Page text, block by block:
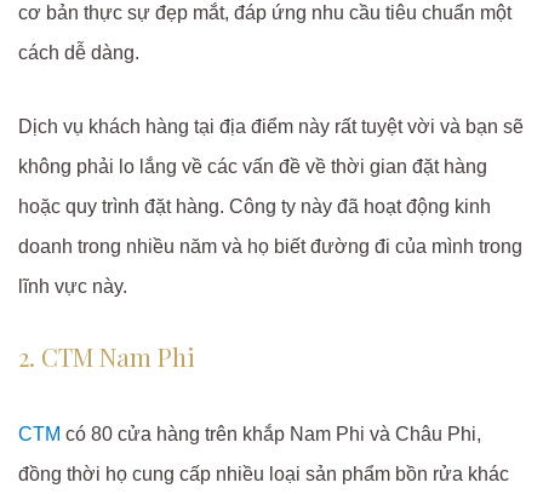
cơ bản thực sự đẹp mắt, đáp ứng nhu cầu tiêu chuẩn một
cách dễ dàng.
Dịch vụ khách hàng tại địa điểm này rất tuyệt vời và bạn sẽ
không phải lo lắng về các vấn đề về thời gian đặt hàng
hoặc quy trình đặt hàng. Công ty này đã hoạt động kinh
doanh trong nhiều năm và họ biết đường đi của mình trong
lĩnh vực này.
2. CTM Nam Phi
CTM có 80 cửa hàng trên khắp Nam Phi và Châu Phi,
đồng thời họ cung cấp nhiều loại sản phẩm bồn rửa khác